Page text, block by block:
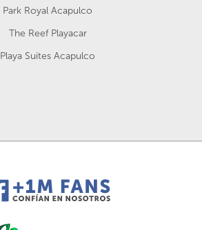
Park Royal Acapulco
The Reef Playacar
Playa Suites Acapulco